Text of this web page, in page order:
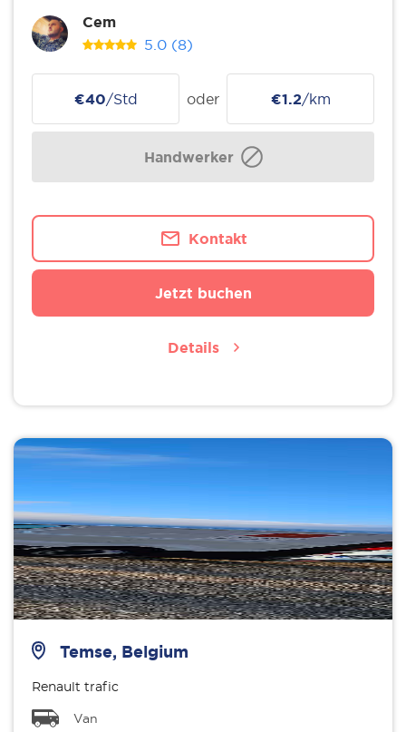
Cem
5.0 (8)
€40/Std oder €1.2/km
Handwerker
Kontakt
Jetzt buchen
Details
Temse, Belgium
Renault trafic
Van